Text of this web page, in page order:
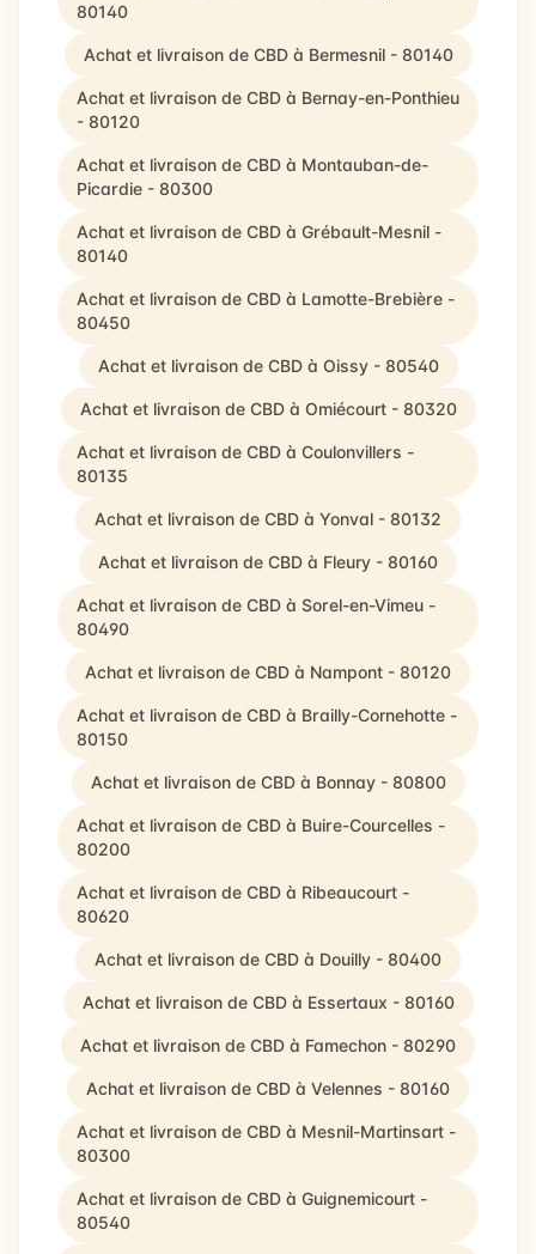
80140
Achat et livraison de CBD à Bermesnil - 80140
Achat et livraison de CBD à Bernay-en-Ponthieu
- 80120
Achat et livraison de CBD à Montauban-de-
Picardie - 80300
Achat et livraison de CBD à Grébault-Mesnil -
80140
Achat et livraison de CBD à Lamotte-Brebière -
80450
Achat et livraison de CBD à Oissy - 80540
Achat et livraison de CBD à Omiécourt - 80320
Achat et livraison de CBD à Coulonvillers -
80135
Achat et livraison de CBD à Yonval - 80132
Achat et livraison de CBD à Fleury - 80160
Achat et livraison de CBD à Sorel-en-Vimeu -
80490
Achat et livraison de CBD à Nampont - 80120
Achat et livraison de CBD à Brailly-Cornehotte -
80150
Achat et livraison de CBD à Bonnay - 80800
Achat et livraison de CBD à Buire-Courcelles -
80200
Achat et livraison de CBD à Ribeaucourt -
80620
Achat et livraison de CBD à Douilly - 80400
Achat et livraison de CBD à Essertaux - 80160
Achat et livraison de CBD à Famechon - 80290
Achat et livraison de CBD à Velennes - 80160
Achat et livraison de CBD à Mesnil-Martinsart -
80300
Achat et livraison de CBD à Guignemicourt -
80540